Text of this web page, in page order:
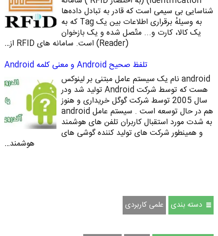
شناسایی بی‌ سیمی است که قادر به تبادل داده‌ها
به ‌وسیلهٔ برقراری اطلاعات بین یک Tag که به
یک کالا، کارت و... متّصل شده‌ و یک بازخوان
(Reader) است. سامانه‌ های RFID از…
تلفظ صحیح Android و معنی کلمه Android
android نام یک سیستم عامل مبتنی بر لینوکس
هست که توسط شرکت Android تولید شد ودر
سال 2005 توسط شرکت گوگل خریداری و هنوز
هم در حال توسعه است . سیستم عامل android
به شدت مورد استقبال کاربران تلفن های هوشمند
و همینطور شرکت های تولید کننده گوشی های
هوشمند…
دسته بندی علمی کاربردی